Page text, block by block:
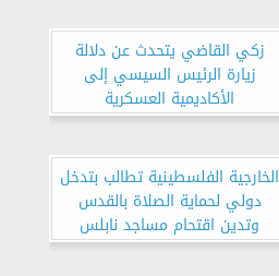
زكي القاضي يتحدث عن دلالة
زيارة الرئيس السيسي إلى
الأكاديمية العسكرية
الخارجية الفلسطينية تطالب بتدخل
دولي لحماية الصلاة بالقدس
وتدين اقتحام مساجد نابلس